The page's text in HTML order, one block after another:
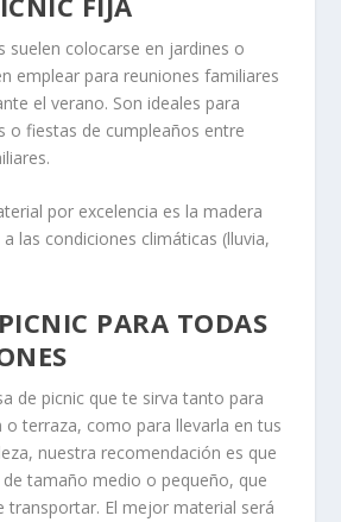
suelen colocarse en jardines o
emplear para reuniones familiares
el verano. Son ideales para
o fiestas de cumpleaños entre
por excelencia es la madera
las condiciones climáticas (lluvia,
PARA TODAS
de picnic que te sirva tanto para
o terraza, como para llevarla en tus
nuestra recomendación es que
tamaño medio o pequeño, que
transportar. El mejor material será